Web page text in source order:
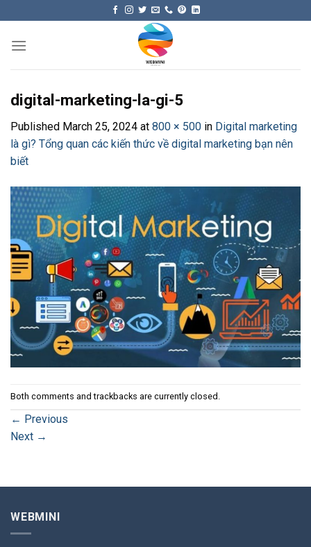
content
digital-marketing-la-gi-5
Published March 25, 2024 at 800 × 500 in Digital marketing
là gì? Tổng quan các kiến thức về digital marketing bạn nên
biết
Both comments and trackbacks are currently closed.
← Previous
Next →
WEBMINI